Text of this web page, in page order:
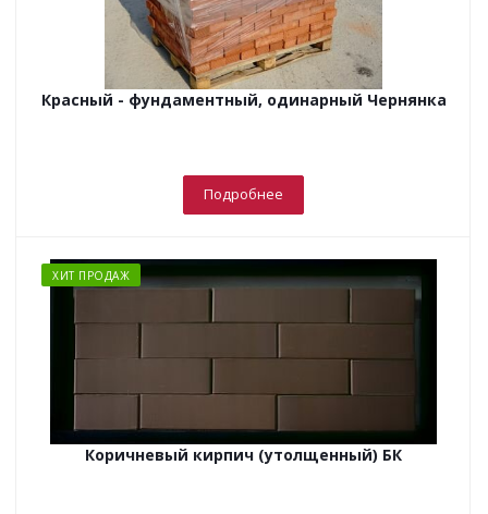
Красный - фундаментный, одинарный Чернянка
Подробнее
ХИТ ПРОДАЖ
Коричневый кирпич (утолщенный) БК